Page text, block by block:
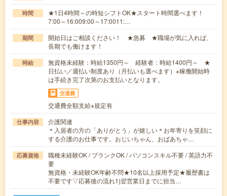
時間
★1日4時間～の時短シフトOK★スタート時間選べます！
7:00～16:009:00～17:0011:…
期間
開始日はご相談ください！ ★急募 ★職場が気に入れば、
長期でも働けます！
時給
無資格未経験：時給1350円～ 経験者：時給1400円～ ★
日払い／週払い制度あり（月払いも選べます）※稼働開始時
は手続き完了次第のお支払いとなります。
交通費
交通費全額支給※規定有
仕事内容
介護関連
＊入居者の方の「ありがとう」が嬉しい＊お年寄りを笑顔に
する介護のお仕事です。おじいちゃん、おばあちゃ…
応募資格
職種未経験OK / ブランクOK / パソコンスキル不要 / 英語力不
要
無資格・未経験OK年齢不問★10名以上採用予定★履歴書は
不要です▽応募後の流れ1)翌営業日までに担当…